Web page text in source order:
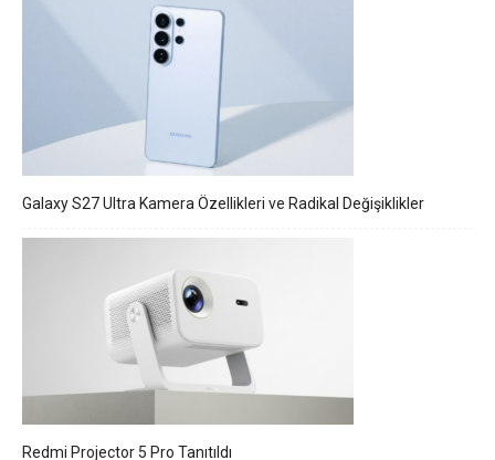
Galaxy S27 Ultra Kamera Özellikleri ve Radikal Değişiklikler
Redmi Projector 5 Pro Tanıtıldı